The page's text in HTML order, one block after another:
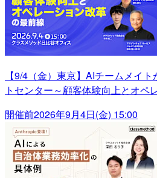
【9/4（金）東京】AIチームメイ
トセンター～顧客体験向上とオペ
開催前2026年9月4日(金) 15:00